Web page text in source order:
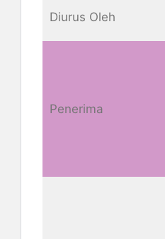
Diurus Oleh
Penerima